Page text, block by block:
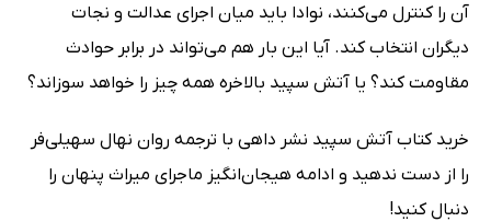
آن را کنترل می‌کنند، نوادا باید میان اجرای عدالت و نجات
دیگران انتخاب کند. آیا این بار هم می‌تواند در برابر حوادث
مقاومت کند؟ یا آتش سپید بالاخره همه چیز را خواهد سوزاند؟
خرید کتاب آتش سپید نشر داهی با ترجمه روان نهال سهیلی‌فر
را از دست ندهید و ادامه هیجان‌انگیز ماجرای میراث پنهان را
دنبال کنید!